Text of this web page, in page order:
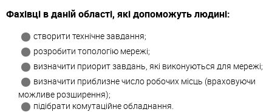
Фахівці в даній області, які допоможуть людині:
створити технічне завдання;
розробити топологію мережі;
визначити приорит завдань, які виконуються для мережі;
визначити приблизне число робочих місць (враховуючи
можливе розширення);
підібрати комутаційне обладнання.